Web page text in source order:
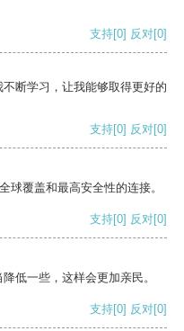
支持[0] 反对[0]
断学习，让我能够取得更好的
支持[0] 反对[0]
球覆盖和最高安全性的连接。
支持[0] 反对[0]
低一些，这样会更加亲民。
支持[0] 反对[0]